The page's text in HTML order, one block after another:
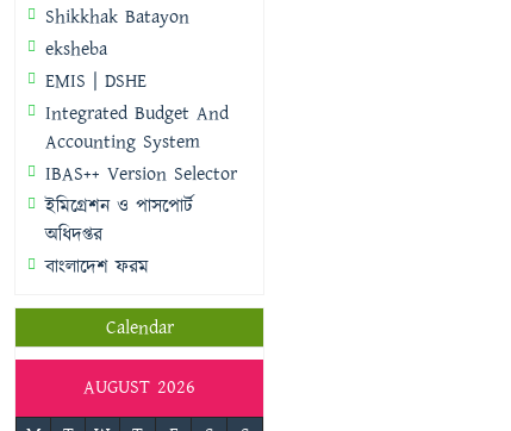
Shikkhak Batayon
eksheba
EMIS | DSHE
Integrated Budget And
Accounting System
IBAS++ Version Selector
ইমিগ্রেশন ও পাসপোর্ট
অধিদপ্তর
বাংলাদেশ ফরম
Calendar
AUGUST 2026